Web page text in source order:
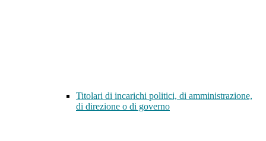
Titolari di incarichi politici, di amministrazione,
di direzione o di governo